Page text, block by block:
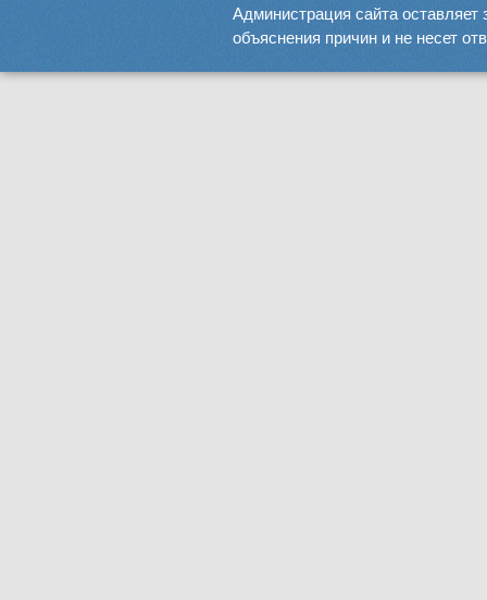
Администрация сайта оставляет
объяснения причин и не несет